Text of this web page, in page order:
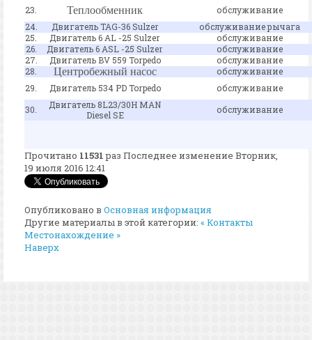
23.
Теплообменник
обслуживание
24.
Двигатель TAG-36 Sulzer
обслуживание рычага
25.
Двигатель 6 AL -25 Sulzer
обслуживание
26.
Двигатель 6 ASL -25 Sulzer
обслуживание
27.
Двигатель BV 559 Torpedo
обслуживание
28.
Центробежный насос
обслуживание
29.
Двигатель 534 PD Torpedo
обслуживание
30.
Двигатель 8L23/30H MAN
Diesel SE
обслуживание
Прочитано 11531раз Последнее изменение Вторник,
19 июля 2016 12:41
Опубликовано в Основная информация
Другие материалы в этой категории: « Контакты
Местонахождение »
Наверх